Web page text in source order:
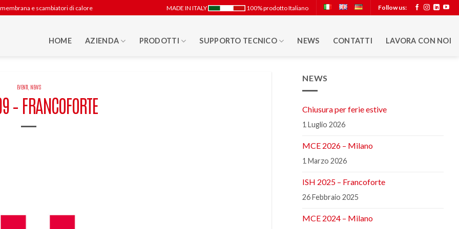
e scambiatori di calore MADE IN ITALY 100% prodotto Italiano Follow us:
HOME AZIENDA PRODOTTI SUPPORTO TECNICO NEWS CONTATTI LAVORA CON NOI
EVENTI NEWS
– FRANCOFORTE
NEWS
Chiusura per ferie estive
1 Luglio 2026
MCE 2026 – Milano
1 Marzo 2026
ISH 2025 – Francoforte
26 Febbraio 2025
MCE 2024 – Milano